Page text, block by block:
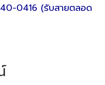
0416 (รับสายตลอด